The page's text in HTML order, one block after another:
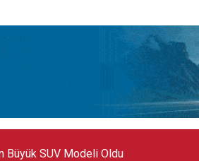
Büyük SUV Modeli Oldu